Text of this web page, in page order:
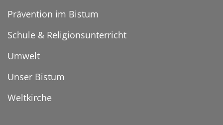
Prävention im Bistum
Schule & Religionsunterricht
Umwelt
Unser Bistum
Weltkirche